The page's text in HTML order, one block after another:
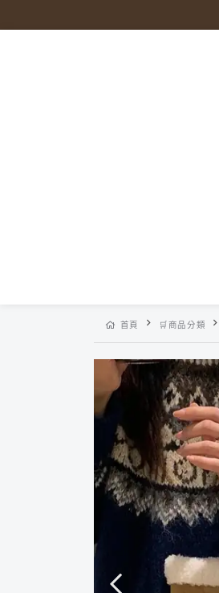
首頁 🛒商品分類